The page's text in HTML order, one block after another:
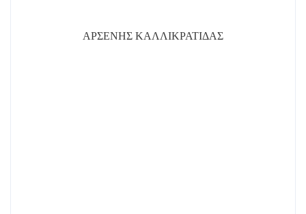
ΑΡΣΕΝΗΣ ΚΑΛΛΙΚΡΑΤΙΔΑΣ